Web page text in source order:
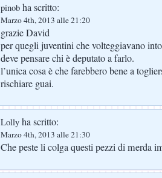
pinob ha scritto:
Marzo 4th, 2013 alle 21:20
grazie David
per quegli juventini che volteggiavano
deve pensare chi è deputato a farlo.
l’unica cosa è che farebbero bene a
rischiare guai.
Lolly ha scritto:
Marzo 4th, 2013 alle 21:30
Che peste li colga questi pezzi di merda